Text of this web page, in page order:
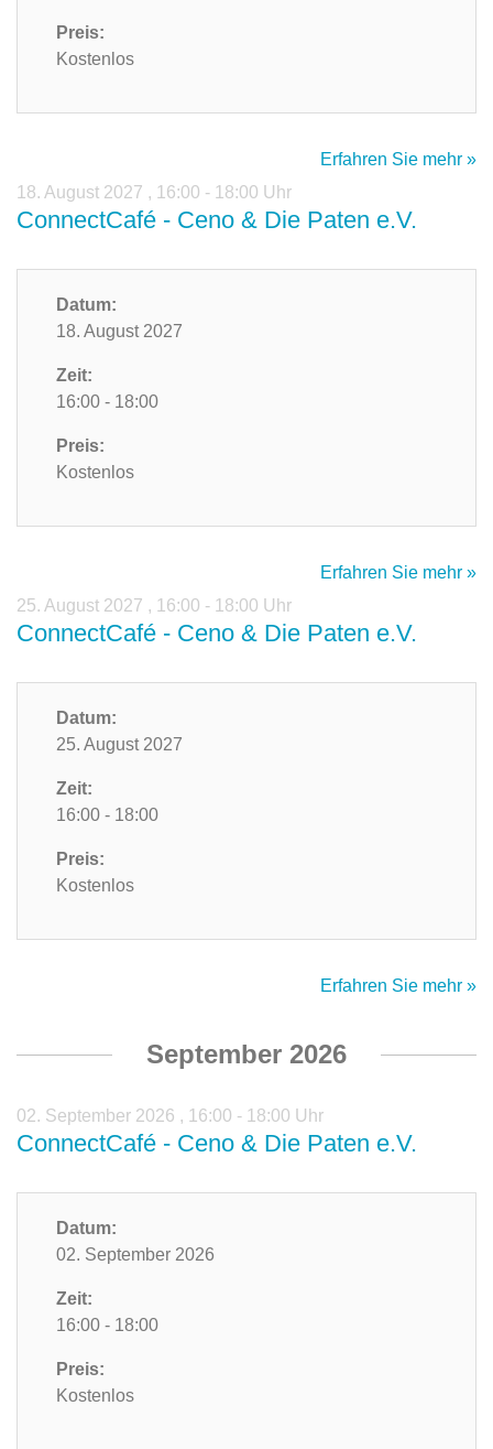
Preis:
Kostenlos
Erfahren Sie mehr »
18. August 2027 , 16:00 - 18:00 Uhr
ConnectCafé - Ceno & Die Paten e.V.
Datum:
18. August 2027
Zeit:
16:00 - 18:00
Preis:
Kostenlos
Erfahren Sie mehr »
25. August 2027 , 16:00 - 18:00 Uhr
ConnectCafé - Ceno & Die Paten e.V.
Datum:
25. August 2027
Zeit:
16:00 - 18:00
Preis:
Kostenlos
Erfahren Sie mehr »
September 2026
02. September 2026 , 16:00 - 18:00 Uhr
ConnectCafé - Ceno & Die Paten e.V.
Datum:
02. September 2026
Zeit:
16:00 - 18:00
Preis:
Kostenlos